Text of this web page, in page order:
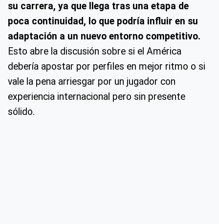
su carrera, ya que llega tras una etapa de
poca continuidad, lo que podría influir en su
adaptación a un nuevo entorno competitivo.
Esto abre la discusión sobre si el América
debería apostar por perfiles en mejor ritmo o si
vale la pena arriesgar por un jugador con
experiencia internacional pero sin presente
sólido.